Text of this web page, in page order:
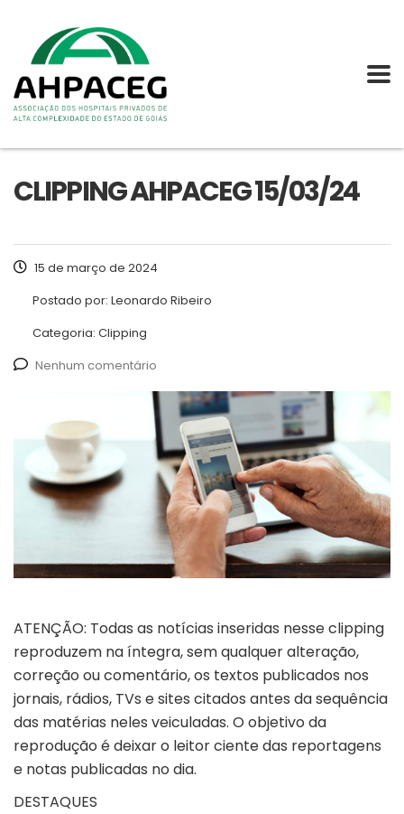
CLIPPING AHPACEG 15/03/24
15 de março de 2024
Postado por: Leonardo Ribeiro
Categoria: Clipping
Nenhum comentário
ATENÇÃO: Todas as notícias inseridas nesse clipping
reproduzem na íntegra, sem qualquer alteração,
correção ou comentário, os textos publicados nos
jornais, rádios, TVs e sites citados antes da sequência
das matérias neles veiculadas. O objetivo da
reprodução é deixar o leitor ciente das reportagens
e notas publicadas no dia.
DESTAQUES